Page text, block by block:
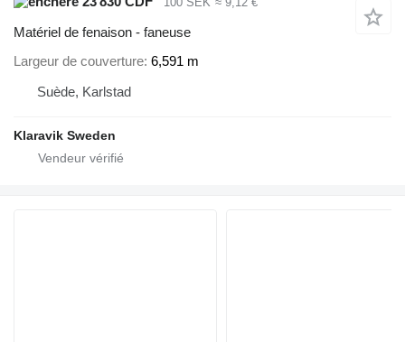
Matériel de fenaison - faneuse
Largeur de couverture 6,591 m
Suède, Karlstad
Klaravik Sweden